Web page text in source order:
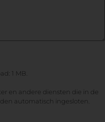
1 MB.
en andere diensten die in de
automatisch ingesloten.